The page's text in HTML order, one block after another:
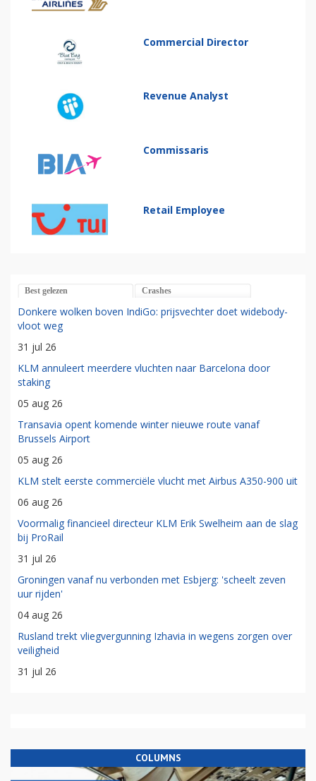
Commercial Director
Revenue Analyst
Commissaris
Retail Employee
Best gelezen Crashes
Donkere wolken boven IndiGo: prijsvechter doet widebody-
vloot weg
31 jul 26
KLM annuleert meerdere vluchten naar Barcelona door
staking
05 aug 26
Transavia opent komende winter nieuwe route vanaf
Brussels Airport
05 aug 26
KLM stelt eerste commerciële vlucht met Airbus A350-900 uit
06 aug 26
Voormalig financieel directeur KLM Erik Swelheim aan de slag
bij ProRail
31 jul 26
Groningen vanaf nu verbonden met Esbjerg: 'scheelt zeven
uur rijden'
04 aug 26
Rusland trekt vliegvergunning Izhavia in wegens zorgen over
veiligheid
31 jul 26
COLUMNS